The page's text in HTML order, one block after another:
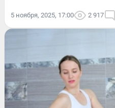
5 ноября, 2025, 17:00 2 917